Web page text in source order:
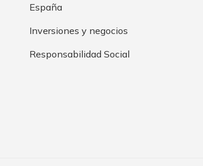
España
Inversiones y negocios
Responsabilidad Social